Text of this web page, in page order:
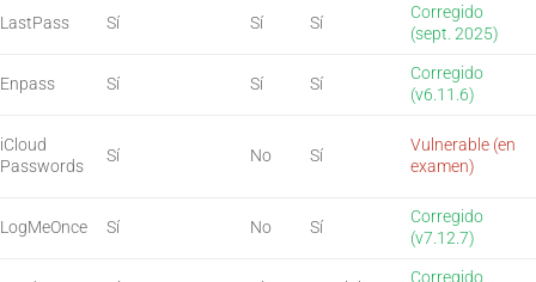
LastPass Sí Sí Sí
Corregido
(sept. 2025)
Enpass Sí Sí Sí
Corregido
(v6.11.6)
iCloud
Passwords
Sí No Sí
Vulnerable (en
examen)
LogMeOnce Sí No Sí
Corregido
(v7.12.7)
Corregido